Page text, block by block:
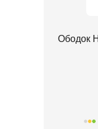
Ободок